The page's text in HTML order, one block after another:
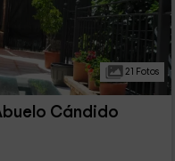
21 Fotos
Cándido